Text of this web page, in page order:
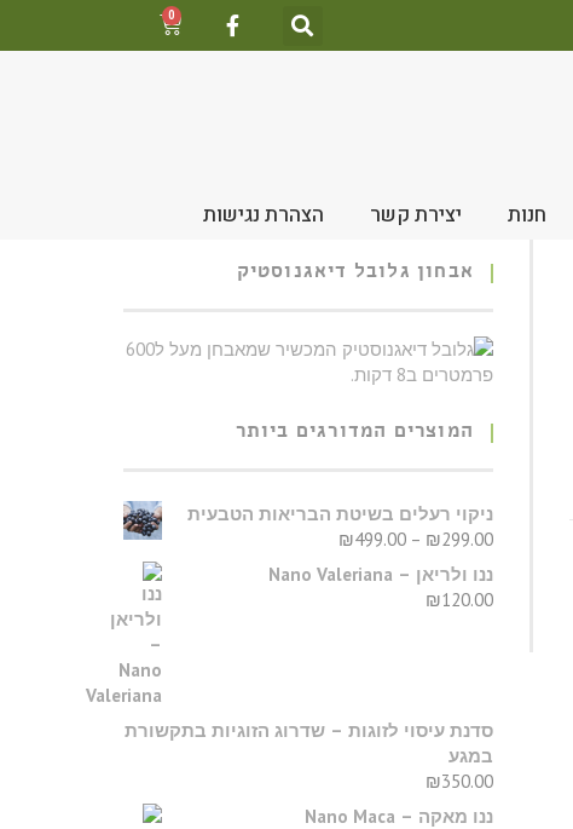
0
חנות יצירת קשר הצהרת נגישות
אבחון גלובל דיאגנוסטיק
המוצרים המדורגים ביותר
ניקוי רעלים בשיטת הבריאות הטבעית
₪299.00
–
₪499.00
ננו ולריאן – Nano Valeriana
₪120.00
סדנת עיסוי לזוגות – שדרוג הזוגיות בתקשורת
במגע
₪350.00
ננו מאקה – Nano Maca